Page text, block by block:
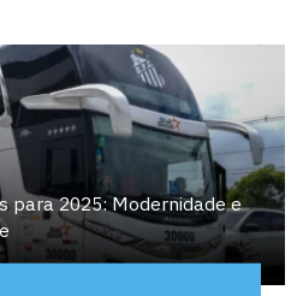
para 2025: Modernidade e